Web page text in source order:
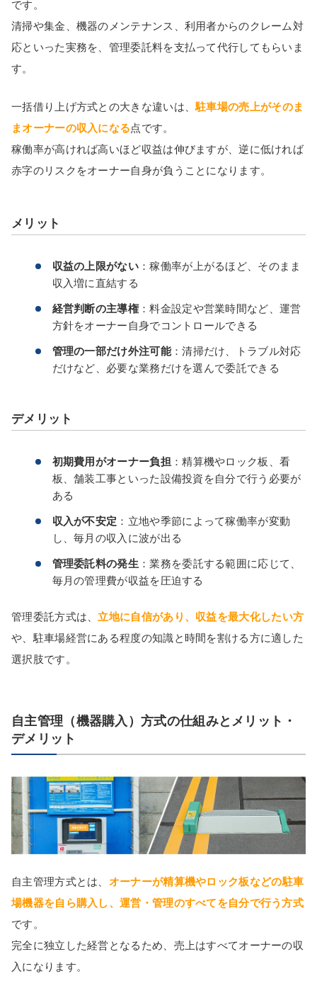
です。
清掃や集金、機器のメンテナンス、利用者からのクレーム対
応といった実務を、管理委託料を支払って代行してもらいま
す。
一括借り上げ方式との大きな違いは、駐車場の売上がそのま
まオーナーの収入になる点です。
稼働率が高ければ高いほど収益は伸びますが、逆に低ければ
赤字のリスクをオーナー自身が負うことになります。
メリット
収益の上限がない ：稼働率が上がるほど、そのまま
収入増に直結する
経営判断の主導権：料金設定や営業時間など、運営
方針をオーナー自身でコントロールできる
管理の一部だけ外注可能：清掃だけ、トラブル対応
だけなど、必要な業務だけを選んで委託できる
デメリット
初期費用がオーナー負担 ：精算機やロック板、看
板、舗装工事といった設備投資を自分で行う必要が
ある
収入が不安定 ：立地や季節によって稼働率が変動
し、毎月の収入に波が出る
管理委託料の発生 ：業務を委託する範囲に応じて、
毎月の管理費が収益を圧迫する
管理委託方式は、 立地に自信があり、収益を最大化したい方
や、駐車場経営にある程度の知識と時間を割ける方に適した
選択肢です。
自主管理（機器購入）方式の仕組みとメリット・
デメリット
自主管理方式とは、 オーナーが精算機やロック板などの駐車
場機器を自ら購入し、運営・管理のすべてを自分で行う方式
です。
完全に独立した経営となるため、売上はすべてオーナーの収
入になります。